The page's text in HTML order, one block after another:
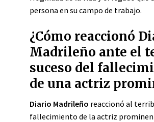
persona en su campo de trabajo.
¿Cómo reaccionó
Madrileño ante el
suceso del
de una actriz
Diario Madrileño reaccionó al
fallecimiento de la actriz